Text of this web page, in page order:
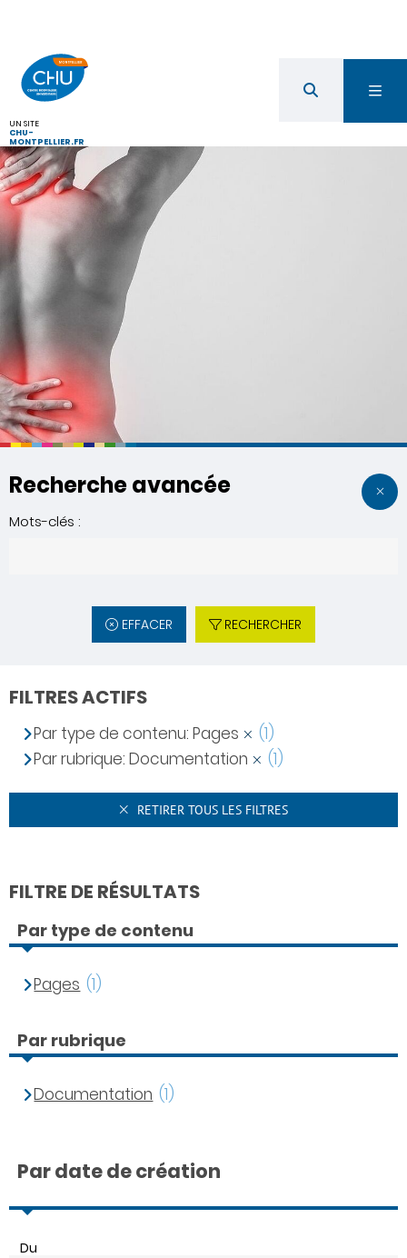
UN SITE
CHU-
MONTPELLIER.FR
Recherche avancée
Mots-clés :
EFFACER RECHERCHER
FILTRES ACTIFS
Par type de contenu: Pages
(1)
Par rubrique: Documentation
(1)
RETIRER TOUS LES FILTRES
FILTRE DE RÉSULTATS
Par type de contenu
Pages (1)
Par rubrique
Documentation (1)
Par date de création
Du